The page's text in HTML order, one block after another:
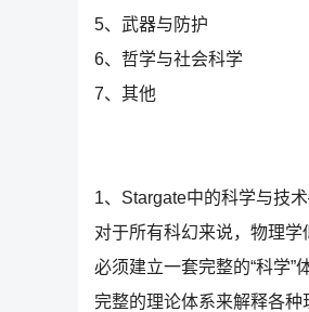
5、武器与防护
6、哲学与社会科学
7、其他
1、Stargate中的科学与技
对于所有科幻来说，物理
必须建立一套完整的“科学
完整的理论体系来解释各种